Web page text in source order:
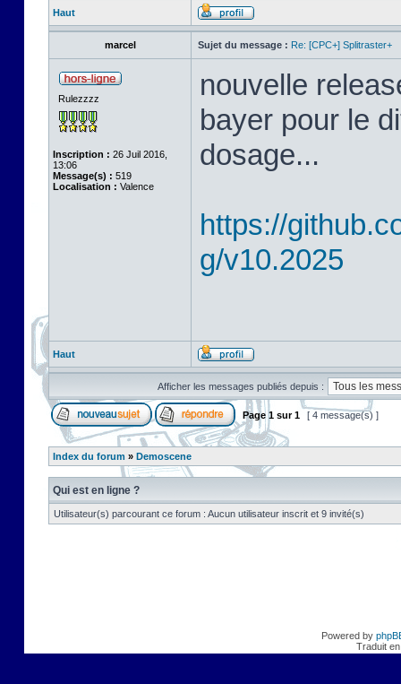
Haut
marcel Sujet du message : Re: [CPC+] Splitraster+
Rulezzzz
Inscription : 26 Juil 2016,
13:06
Message(s) : 519
Localisation : Valence
nouvelle
bayer pour le
dosage...
https://
g/v10.2025
Haut
Afficher les messages publiés depuis :
Page 1 sur1 [ 4 message(s) ]
Index du forum » Demoscene
Qui est en ligne ?
Utilisateur(s) parcourant ce forum : Aucun utilisateur inscrit et 9 invité(s)
Powered by
Traduit